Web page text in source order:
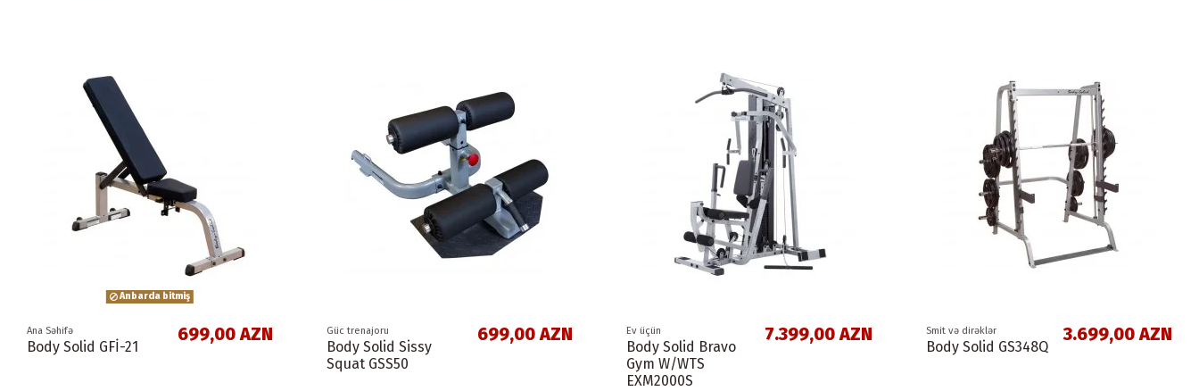
Anbarda bitmiş
Ana Səhifə
Body Solid GFİ-21
699,00 AZN Güc trenajoru
Body Solid Sissy
Squat GSS50
699,00 AZN Ev üçün
Body Solid Bravo
Gym W/WTS
EXM2000S
7.399,00 AZN Smit və dirəklər
Body Solid GS348Q
3.699,00 AZN